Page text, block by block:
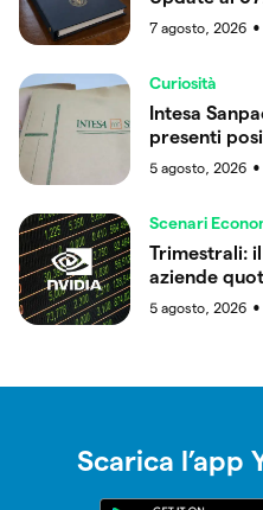
7 agosto, 2026 ●
Curiosità
Intesa
presenti
5 agosto, 2026 ●
Scenari
Trimestrali:
aziende
5 agosto, 2026 ●
Scarica l’app